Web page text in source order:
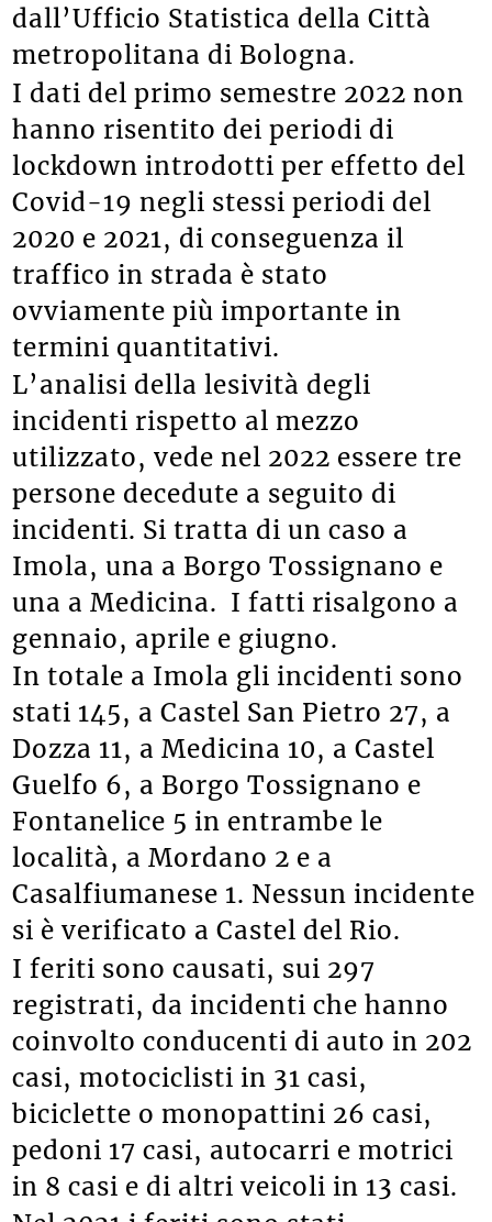
dall’Ufficio Statistica della Città
metropolitana di Bologna.
I dati del primo semestre 2022 non
hanno risentito dei periodi di
lockdown introdotti per effetto del
Covid-19 negli stessi periodi del
2020 e 2021, di conseguenza il
traffico in strada è stato
ovviamente più importante in
termini quantitativi.
L’analisi della lesività degli
incidenti rispetto al mezzo
utilizzato, vede nel 2022 essere tre
persone decedute a seguito di
incidenti. Si tratta di un caso a
Imola, una a Borgo Tossignano e
una a Medicina. I fatti risalgono a
gennaio, aprile e giugno.
In totale a Imola gli incidenti sono
stati 145, a Castel San Pietro 27, a
Dozza 11, a Medicina 10, a Castel
Guelfo 6, a Borgo Tossignano e
Fontanelice 5 in entrambe le
località, a Mordano 2 e a
Casalfiumanese 1. Nessun incidente
si è verificato a Castel del Rio.
I feriti sono causati, sui 297
registrati, da incidenti che hanno
coinvolto conducenti di auto in 202
casi, motociclisti in 31 casi,
biciclette o monopattini 26 casi,
pedoni 17 casi, autocarri e motrici
in 8 casi e di altri veicoli in 13 casi.